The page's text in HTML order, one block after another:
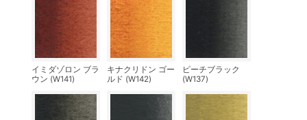
イミダゾロン ブラ
ウン (W141)
キナクリドン ゴー
ルド (W142)
ピーチブラック
(W137)